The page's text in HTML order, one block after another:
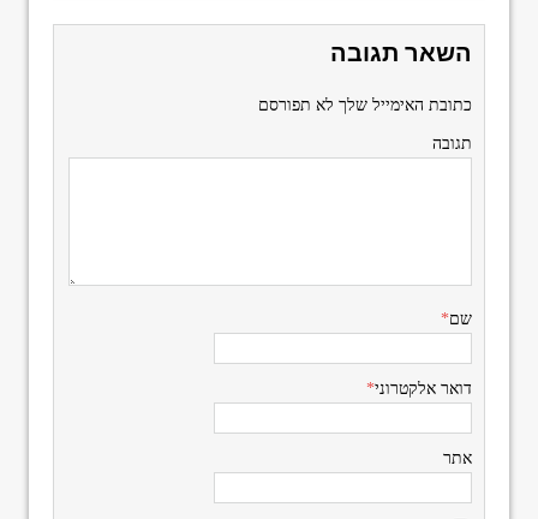
השאר תגובה
כתובת האימייל שלך לא תפורסם
תגובה
שם*
דואר אלקטרוני*
אתר